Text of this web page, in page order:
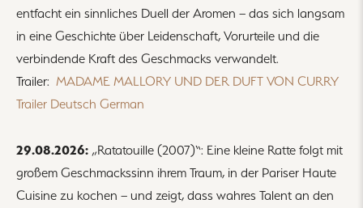
entfacht ein sinnliches Duell der Aromen – das sich langsam
in eine Geschichte über Leidenschaft, Vorurteile und die
verbindende Kraft des Geschmacks verwandelt.
Trailer: MADAME MALLORY UND DER DUFT VON CURRY
Trailer Deutsch German
29.08.2026: „Ratatouille (2007)“: Eine kleine Ratte folgt mit
großem Geschmackssinn ihrem Traum, in der Pariser Haute
Cuisine zu kochen – und zeigt, dass wahres Talent an den